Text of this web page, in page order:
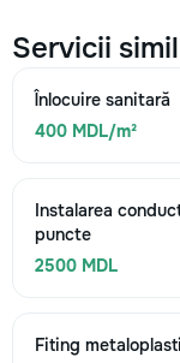
Servicii
Înlocuire sanitară
400 MDL/m²
Instalarea
puncte
2500 MDL
Fiting